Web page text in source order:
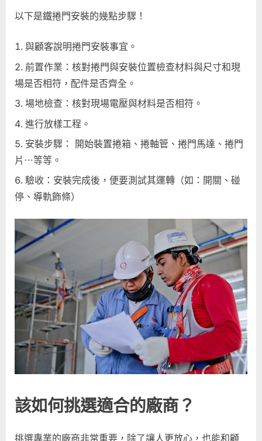
以下是鐵捲門安裝的幾點步驟！
與顧客說明捲門安裝事宜。
前置作業：核對捲門與安裝位置檢查材料與尺寸和現
場是否相符，配件是否齊全。
場地檢查：核對現場電壓與材料是否相符。
進行放樣工程。
安裝步驟： 開始裝置捲箱、捲軸管、捲門馬達、捲門
片⋯等等。
驗收：安裝完成後，便要測試其運轉（如：開關、碰
停、導軌飾條）
該如何挑選適合的廠商？
挑選專業的廠商非常重要，除了讓人更放心，也能和顧